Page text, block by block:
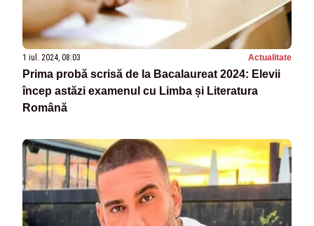
1 iul. 2024, 08:03 Actualitate
Prima probă scrisă de la Bacalaureat 2024: Elevii
încep astăzi examenul cu Limba și Literatura
Română